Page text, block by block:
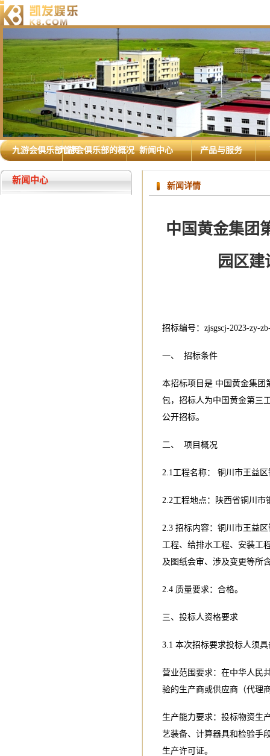
九游会俱乐部首页九游会俱乐部的概况 新闻中心 产品与服务
新闻中心
新闻详情
中国黄金集团
园区
招标编号：zjsgscj-2023-zy-
一、 招标条件
本招标项目是 中国黄金集团
包，招标人为中国黄金第三
公开招标。
二、 项目概况
2.1工程名称： 铜川市王益
2.2工程地点：陕西省铜川
2.3 招标内容：铜川市王益
工程、给排水工程、安装工
及图纸会审、涉及变更等所
2.4 质量要求：合格。
三、投标人资格要求
3.1 本次招标要求投标人须
营业范围要求：在中华人民
验的生产商或供应商（代理
生产能力要求：投标物资生
艺装备、计算器具和检验手
生产许可证。